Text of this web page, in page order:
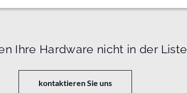
Ihre Hardware nicht in der
kontaktieren Sie uns